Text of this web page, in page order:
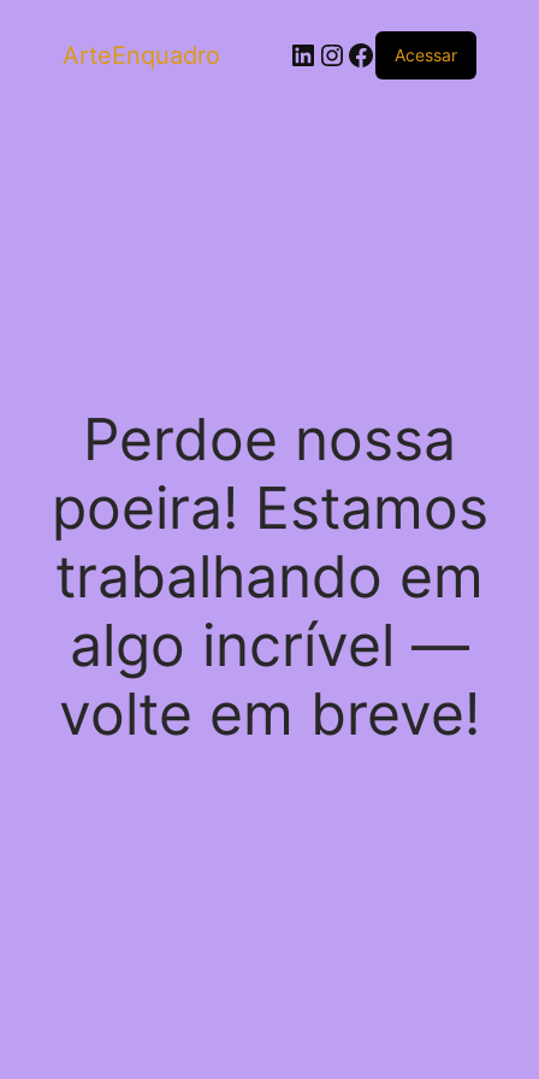
ArteEnquadro LinkedIn
Instagram
Facebook
Acessar
Perdoe nossa
poeira! Estamos
trabalhando em
algo incrível —
volte em breve!